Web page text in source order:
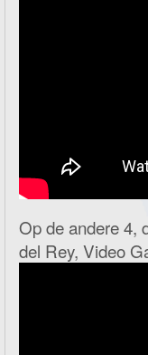
Op de andere 4,
del Rey, Video